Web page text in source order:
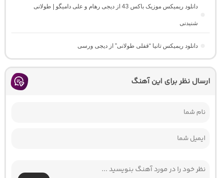
دانلود ریمیکس موزیک باکس 43 از دیجی رهام و علی دامیگو | طولانی
شنیدنی
دانلود ریمیکس تانیا “قفلی طولانی” از دیجی ورسی
ارسال نظر برای این آهنگ